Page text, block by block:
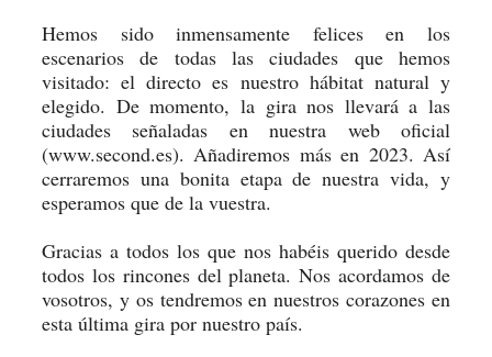
Hemos sido inmensamente felices en los
escenarios de todas las ciudades que hemos
visitado: el directo es nuestro hábitat natural y
elegido. De momento, la gira nos llevará a las
ciudades señaladas en nuestra web oficial
(www.second.es). Añadiremos más en 2023. Así
cerraremos una bonita etapa de nuestra vida, y
esperamos que de la vuestra.
Gracias a todos los que nos habéis querido desde
todos los rincones del planeta. Nos acordamos de
vosotros, y os tendremos en nuestros corazones en
esta última gira por nuestro país.